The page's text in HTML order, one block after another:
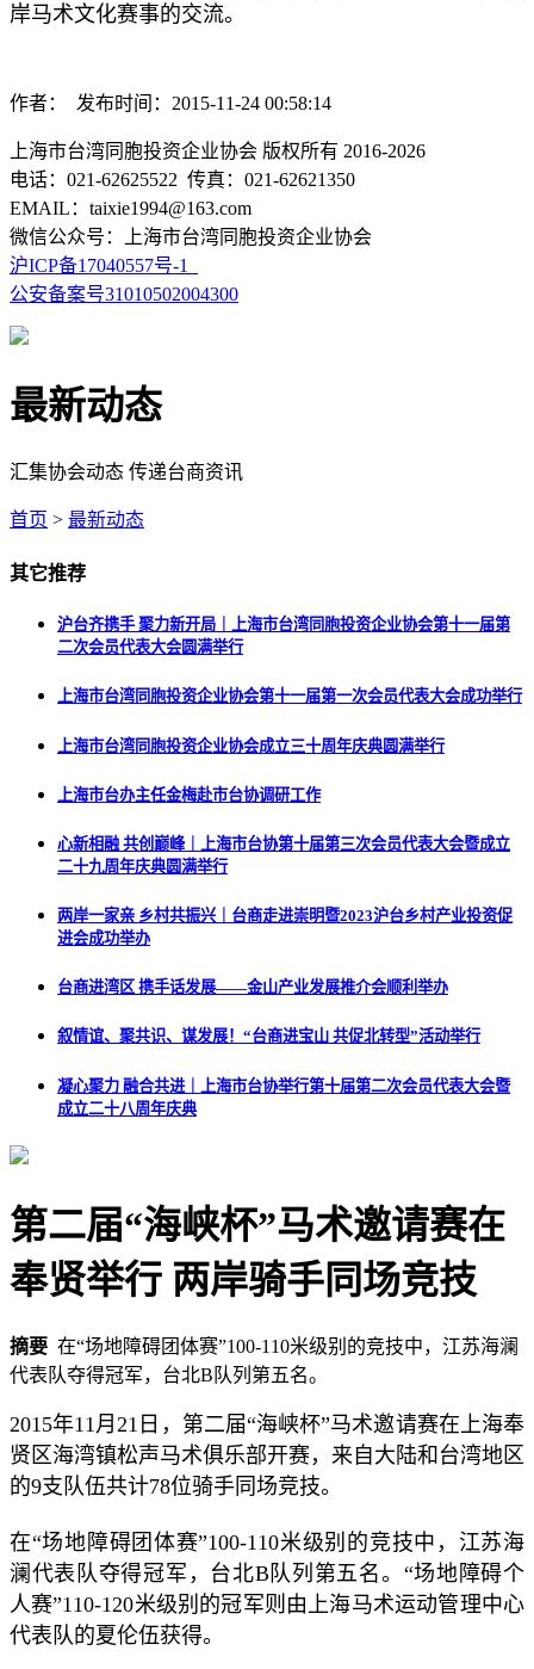
岸马术文化赛事的交流。
作者： 发布时间：2015-11-24 00:58:14
上海市台湾同胞投资企业协会 版权所有 2016-2026
电话：021-62625522 传真：021-62621350
EMAIL：taixie1994@163.com
微信公众号：上海市台湾同胞投资企业协会
沪ICP备17040557号-1
公安备案号31010502004300
最新动态
汇集协会动态 传递台商资讯
首页 > 最新动态
其它推荐
沪台齐携手 聚力新开局｜上海市台湾同胞投资企业协会第十一届第
二次会员代表大会圆满举行
上海市台湾同胞投资企业协会第十一届第一次会员代表大会成功举行
上海市台湾同胞投资企业协会成立三十周年庆典圆满举行
上海市台办主任金梅赴市台协调研工作
心新相融 共创巅峰｜上海市台协第十届第三次会员代表大会暨成立
二十九周年庆典圆满举行
两岸一家亲 乡村共振兴｜台商走进崇明暨2023沪台乡村产业投资促
进会成功举办
台商进湾区 携手话发展——金山产业发展推介会顺利举办
叙情谊、聚共识、谋发展！“台商进宝山 共促北转型”活动举行
凝心聚力 融合共进｜上海市台协举行第十届第二次会员代表大会暨
成立二十八周年庆典
第二届“海峡杯”马术邀请赛在
奉贤举行 两岸骑手同场竞技
摘要 在“场地障碍团体赛”100-110米级别的竞技中，江苏海澜
代表队夺得冠军，台北B队列第五名。
2015年11月21日，第二届“海峡杯”马术邀请赛在上海奉
贤区海湾镇松声马术俱乐部开赛，来自大陆和台湾地区
的9支队伍共计78位骑手同场竞技。
在“场地障碍团体赛”100-110米级别的竞技中，江苏海
澜代表队夺得冠军，台北B队列第五名。“场地障碍个
人赛”110-120米级别的冠军则由上海马术运动管理中心
代表队的夏伦伍获得。